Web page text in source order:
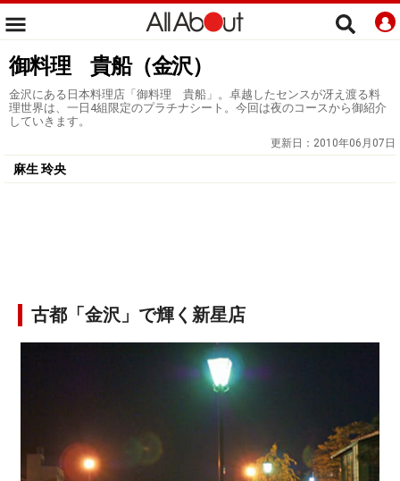
御料理 貴船（金沢）
金沢にある日本料理店「御料理 貴船」。卓越したセンスが冴え渡る料
理世界は、一日4組限定のプラチナシート。今回は夜のコースから御紹介
していきます。
更新日： 2010年06月07日
麻生 玲央
古都「金沢」で輝く新星店